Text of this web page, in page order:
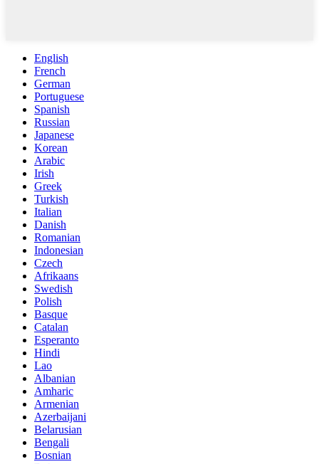
English
French
German
Portuguese
Spanish
Russian
Japanese
Korean
Arabic
Irish
Greek
Turkish
Italian
Danish
Romanian
Indonesian
Czech
Afrikaans
Swedish
Polish
Basque
Catalan
Esperanto
Hindi
Lao
Albanian
Amharic
Armenian
Azerbaijani
Belarusian
Bengali
Bosnian